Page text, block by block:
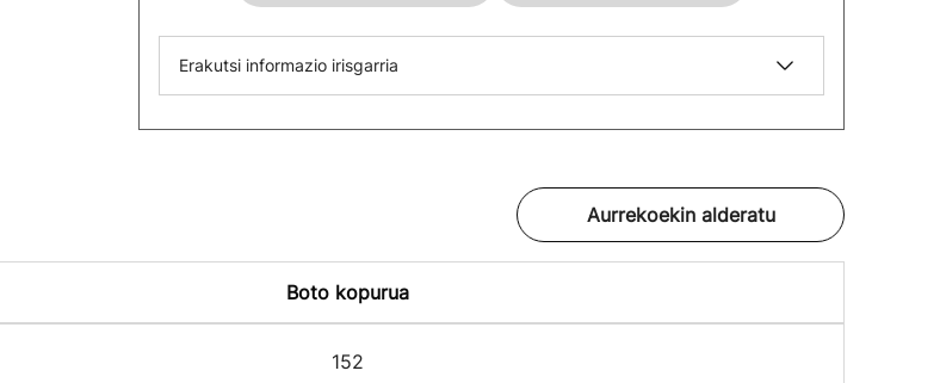
Erakutsi informazio irisgarria
Aurrekoekin alderatu
Boto kopurua
152